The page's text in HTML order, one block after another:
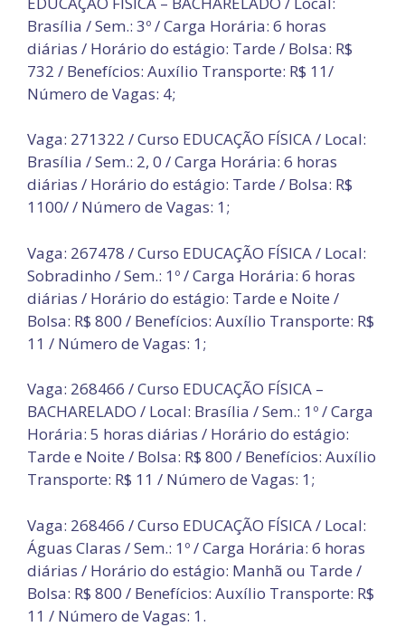
Brasília / Sem.: 3º / Carga Horária: 6 horas
diárias / Horário do estágio: Tarde / Bolsa: R$
732 / Benefícios: Auxílio Transporte: R$ 11/
Número de Vagas: 4;
Vaga: 271322 / Curso EDUCAÇÃO FÍSICA / Local:
Brasília / Sem.: 2, 0 / Carga Horária: 6 horas
diárias / Horário do estágio: Tarde / Bolsa: R$
1100/ / Número de Vagas: 1;
Vaga: 267478 / Curso EDUCAÇÃO FÍSICA / Local:
Sobradinho / Sem.: 1º / Carga Horária: 6 horas
diárias / Horário do estágio: Tarde e Noite /
Bolsa: R$ 800 / Benefícios: Auxílio Transporte: R$
11 / Número de Vagas: 1;
Vaga: 268466 / Curso EDUCAÇÃO FÍSICA –
BACHARELADO / Local: Brasília / Sem.: 1º / Carga
Horária: 5 horas diárias / Horário do estágio:
Tarde e Noite / Bolsa: R$ 800 / Benefícios: Auxílio
Transporte: R$ 11 / Número de Vagas: 1;
Vaga: 268466 / Curso EDUCAÇÃO FÍSICA / Local:
Águas Claras / Sem.: 1º / Carga Horária: 6 horas
diárias / Horário do estágio: Manhã ou Tarde /
Bolsa: R$ 800 / Benefícios: Auxílio Transporte: R$
11 / Número de Vagas: 1.